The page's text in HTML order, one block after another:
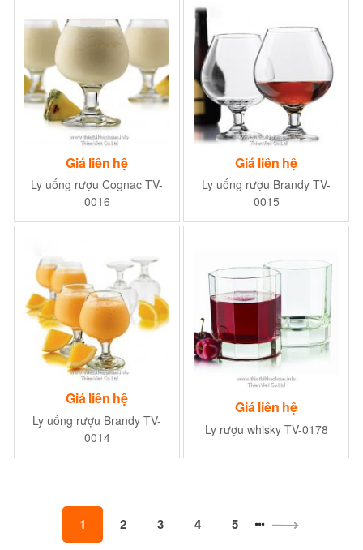
Giá liên hệ
Ly uống rượu Cognac TV-
0016
Giá liên hệ
Ly uống rượu Brandy TV-
0015
Giá liên hệ
Ly uống rượu Brandy TV-
0014
Giá liên hệ
Ly rượu whisky TV-0178
1 2 3 4 5